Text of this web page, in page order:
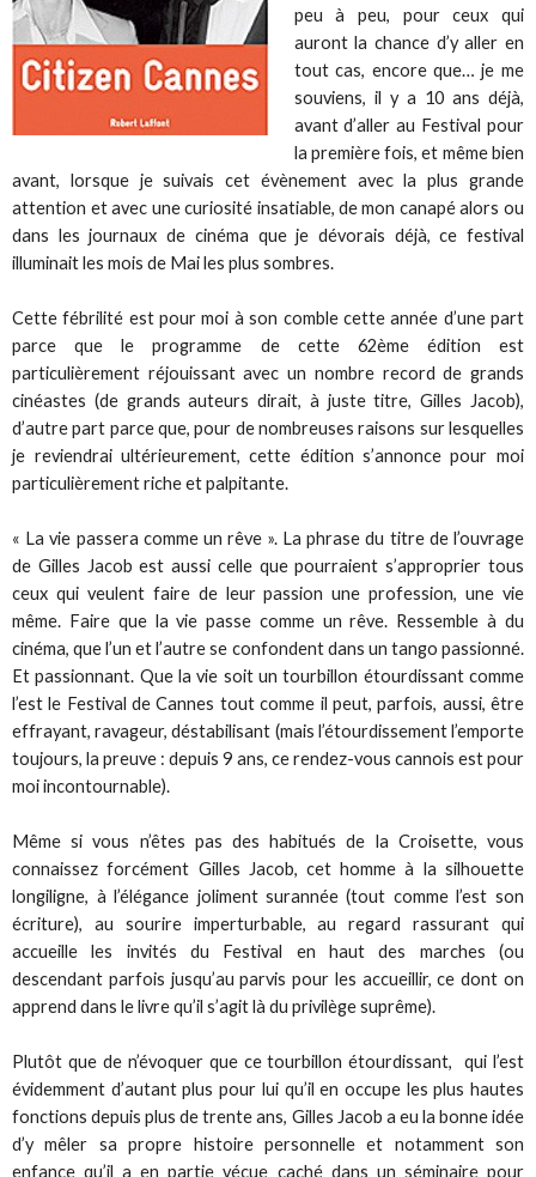
peu à peu, pour ceux qui
auront la chance d’y aller en
tout cas, encore que… je me
souviens, il y a 10 ans déjà,
avant d’aller au Festival pour
la première fois, et même bien
avant, lorsque je suivais cet évènement avec la plus grande
attention et avec une curiosité insatiable, de mon canapé alors ou
dans les journaux de cinéma que je dévorais déjà, ce festival
illuminait les mois de Mai les plus sombres.
Cette fébrilité est pour moi à son comble cette année d’une part
parce que le programme de cette 62ème édition est
particulièrement réjouissant avec un nombre record de grands
cinéastes (de grands auteurs dirait, à juste titre, Gilles Jacob),
d’autre part parce que, pour de nombreuses raisons sur lesquelles
je reviendrai ultérieurement, cette édition s’annonce pour moi
particulièrement riche et palpitante.
« La vie passera comme un rêve ». La phrase du titre de l’ouvrage
de Gilles Jacob est aussi celle que pourraient s’approprier tous
ceux qui veulent faire de leur passion une profession, une vie
même. Faire que la vie passe comme un rêve. Ressemble à du
cinéma, que l’un et l’autre se confondent dans un tango passionné.
Et passionnant. Que la vie soit un tourbillon étourdissant comme
l’est le Festival de Cannes tout comme il peut, parfois, aussi, être
effrayant, ravageur, déstabilisant (mais l’étourdissement l’emporte
toujours, la preuve : depuis 9 ans, ce rendez-vous cannois est pour
moi incontournable).
Même si vous n’êtes pas des habitués de la Croisette, vous
connaissez forcément Gilles Jacob, cet homme à la silhouette
longiligne, à l’élégance joliment surannée (tout comme l’est son
écriture), au sourire imperturbable, au regard rassurant qui
accueille les invités du Festival en haut des marches (ou
descendant parfois jusqu’au parvis pour les accueillir, ce dont on
apprend dans le livre qu’il s’agit là du privilège suprême).
Plutôt que de n’évoquer que ce tourbillon étourdissant, qui l’est
évidemment d’autant plus pour lui qu’il en occupe les plus hautes
fonctions depuis plus de trente ans, Gilles Jacob a eu la bonne idée
d’y mêler sa propre histoire personnelle et notamment son
enfance qu’il a en partie vécue caché dans un séminaire pour